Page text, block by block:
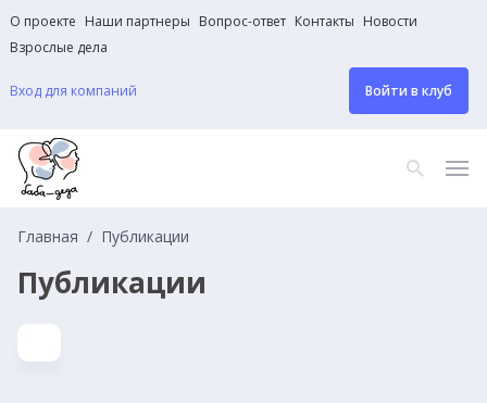
О проекте Наши партнеры Вопрос-ответ Контакты Новости
Взрослые дела
Вход для компаний Войти в клуб
Главная Публикации
Публикации